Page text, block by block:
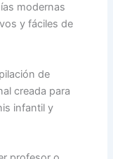
modernas
y fáciles de
de
creada para
infantil y